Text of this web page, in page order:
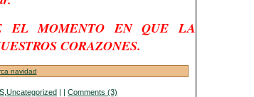
EL MOMENTO EN QUE LA
CORAZONES.
navidad
Uncategorized | | Comments (3)